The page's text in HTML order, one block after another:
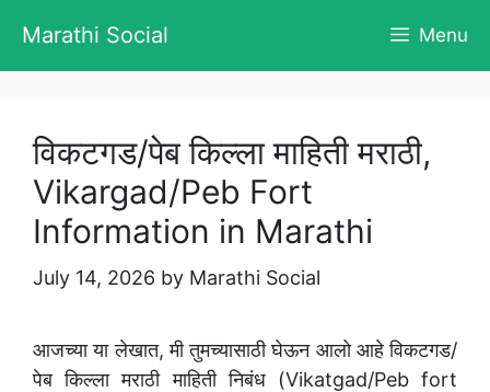
content
Marathi Social Menu
विकटगड/पेब किल्ला माहिती मराठी,
Vikargad/Peb Fort
Information in Marathi
July 14, 2026 by Marathi Social
आजच्या या लेखात, मी तुमच्यासाठी घेऊन आलो आहे विकटगड/
पेब किल्ला मराठी माहिती निबंध (Vikatgad/Peb fort